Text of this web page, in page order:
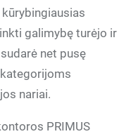
galimybę turėjo ir
net pusę
nariai.
PRIMUS